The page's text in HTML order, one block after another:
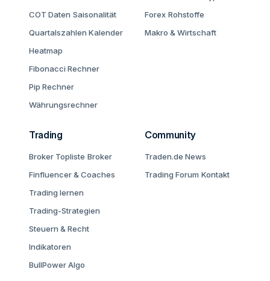
COT Daten Saisonalität
Quartalszahlen Kalender
Heatmap
Fibonacci Rechner
Pip Rechner
Währungsrechner
Forex Rohstoffe
Makro & Wirtschaft
Trading
Broker Topliste Broker
Finfluencer & Coaches
Trading lernen
Trading-Strategien
Steuern & Recht
Indikatoren
BullPower Algo
Community
Traden.de News
Trading Forum Kontakt